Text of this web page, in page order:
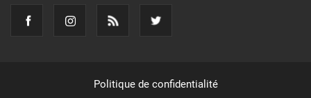
Politique de confidentialité